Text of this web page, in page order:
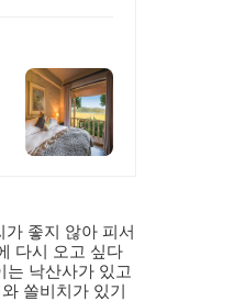
좋지 않아 피서
다시 오고 싶다
는 낙산사가 있고
쏠비치가 있기